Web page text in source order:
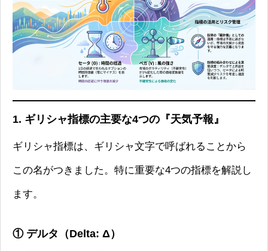
1. ギリシャ指標の主要な4つの『天気予報』
ギリシャ指標は、ギリシャ文字で呼ばれることから
この名がつきました。特に重要な4つの指標を解説し
ます。
① デルタ（Delta: Δ）